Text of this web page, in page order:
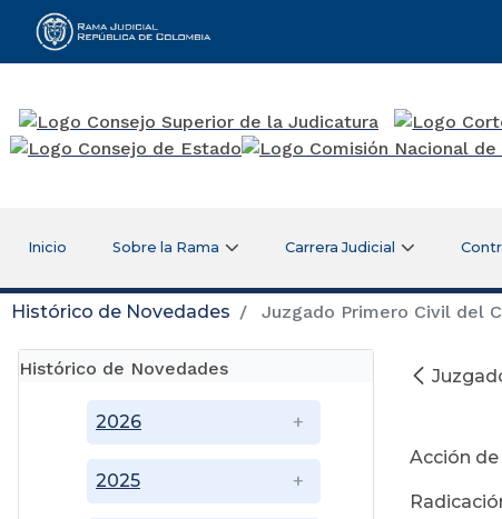
Rama Judicial
Inicio Sobre la Rama Carrera Judicial
Histórico de Novedades Juzgado Primero Civil del
Histórico de Novedades
2025
2026
Acción